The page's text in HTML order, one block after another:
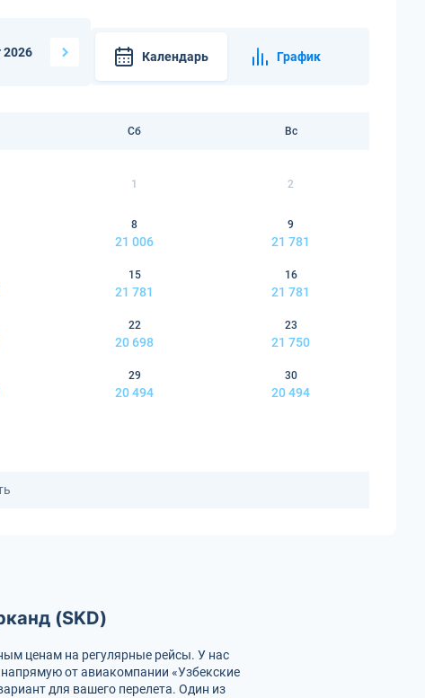
2026 Календарь График
Сб Вс
1 2
8
21 006
9
21 781
15
21 781
16
21 781
22
20 698
23
21 750
29
20 494
30
20 494
(SKD)
ценам на регулярные рейсы. У нас
от авиакомпании «Узбекские
для вашего перелета. Один из